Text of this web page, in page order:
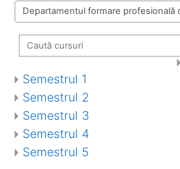
Caută cursuri
Semestrul 1
Semestrul 2
Semestrul 3
Semestrul 4
Semestrul 5